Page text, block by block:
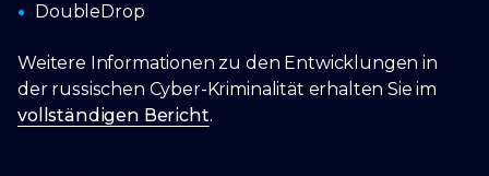
DoubleDrop
Weitere Informationen zu den Entwicklungen in
der russischen Cyber-Kriminalität erhalten Sie im
vollständigen Bericht.